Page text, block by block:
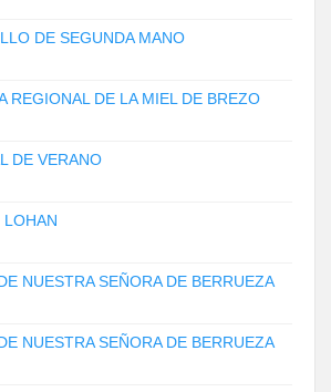
DE SEGUNDA MANO
REGIONAL DE LA MIEL DE BREZO
DE VERANO
LOHAN
NUESTRA SEÑORA DE BERRUEZA
NUESTRA SEÑORA DE BERRUEZA